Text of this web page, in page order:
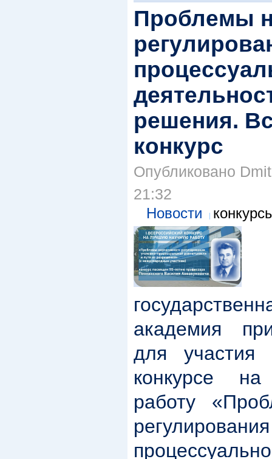
Проблемы
решения.
конкурс
Опубликовано
21:32
Новости
академия
для участия
конкурсе
работу